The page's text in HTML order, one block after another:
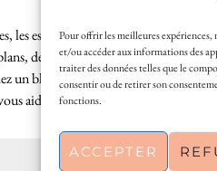
Pour offrir les meilleures
et/ou accéder aux informations des
traiter des données telles que le
consentir ou de retirer son
fonctions.
ACCEPTER
les escapades locales et la vie à La
des idées de sorties en solo ou à
un blog lifestyle à La Rochelle, tenu
aideront à profiter de La Rochelle